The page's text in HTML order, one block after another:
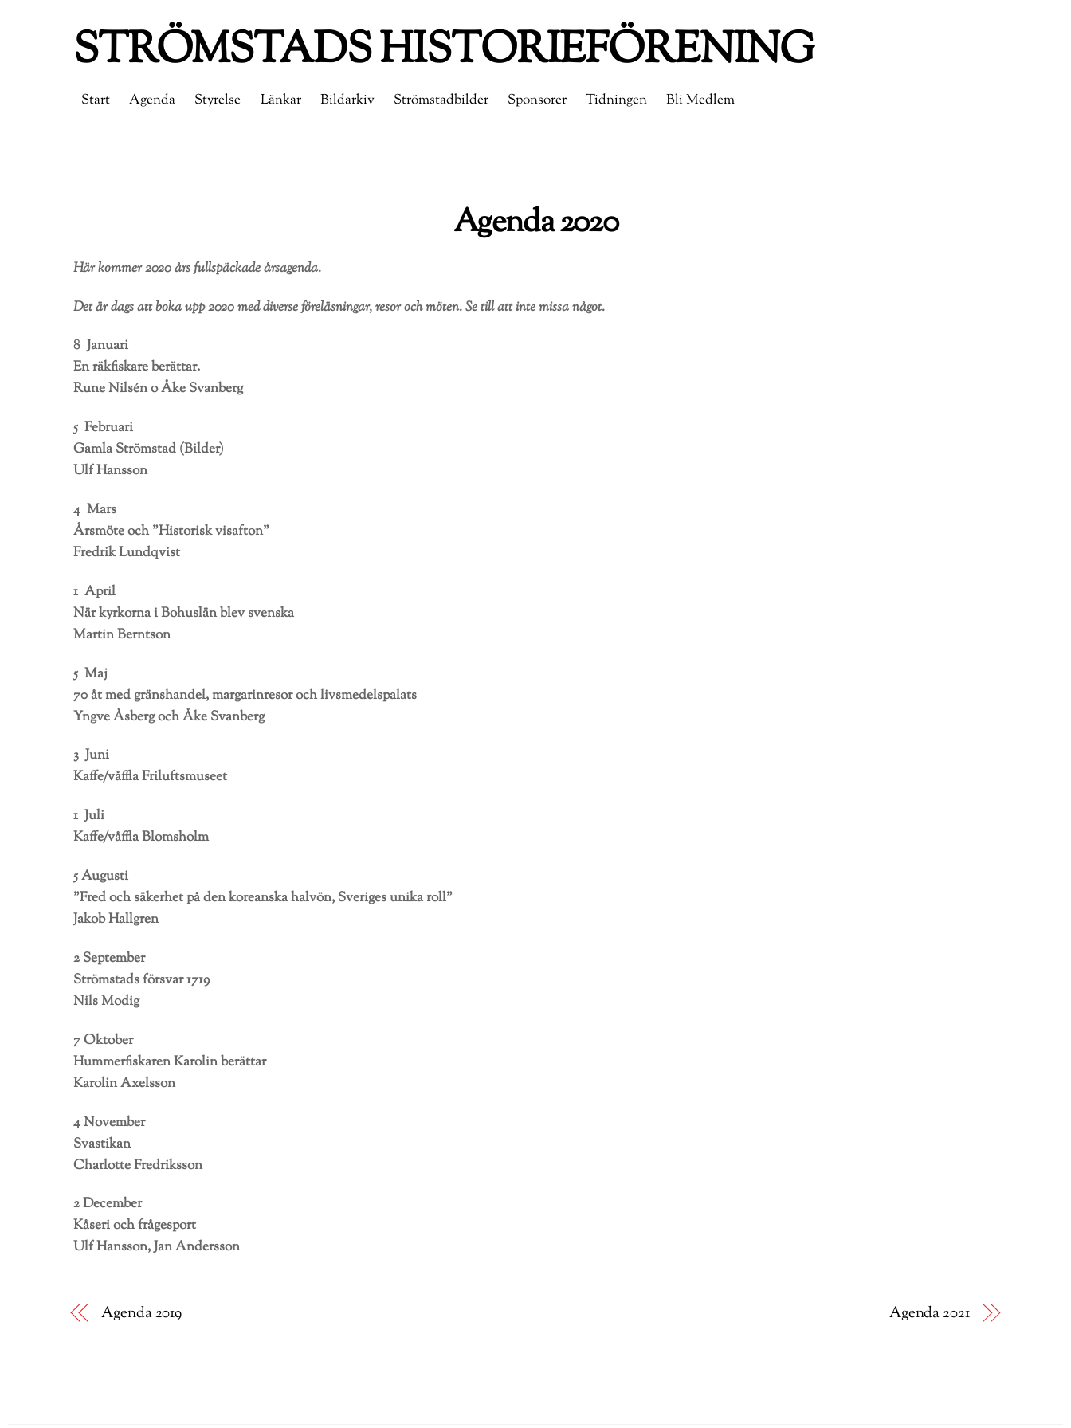
STRÖMSTADS HISTORIEFÖRENING
Start Agenda Styrelse Länkar Bildarkiv Strömstadbilder Sponsorer Tidningen Bli Medlem
Agenda 2020
Här kommer 2020 års fullspäckade årsagenda.
Det är dags att boka upp 2020 med diverse föreläsningar, resor och möten. Se till att inte missa något.
8 Januari
En räkfiskare berättar.
Rune Nilsén o Åke Svanberg
5 Februari
Gamla Strömstad (Bilder)
Ulf Hansson
4 Mars
Årsmöte och ”Historisk visafton”
Fredrik Lundqvist
1 April
När kyrkorna i Bohuslän blev svenska
Martin Berntson
5 Maj
70 åt med gränshandel, margarinresor och livsmedelspalats
Yngve Åsberg och Åke Svanberg
3 Juni
Kaffe/våffla Friluftsmuseet
1 Juli
Kaffe/våffla Blomsholm
5 Augusti
”Fred och säkerhet på den koreanska halvön, Sveriges unika roll”
Jakob Hallgren
2 September
Strömstads försvar 1719
Nils Modig
7 Oktober
Hummerfiskaren Karolin berättar
Karolin Axelsson
4 November
Svastikan
Charlotte Fredriksson
2 December
Kåseri och frågesport
Ulf Hansson, Jan Andersson
Agenda 2019 Agenda 2021